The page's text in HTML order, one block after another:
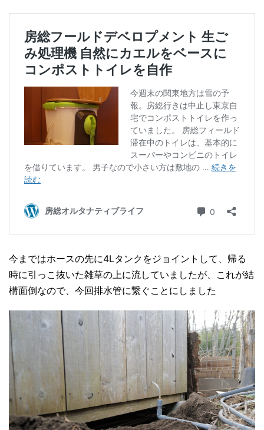
今まではホースの先に4Lタンクをジョイントして、帰る
時に引っこ抜いた雑草の上に流していましたが、これが結
構面倒なので、今回排水管に繋ぐことにしました